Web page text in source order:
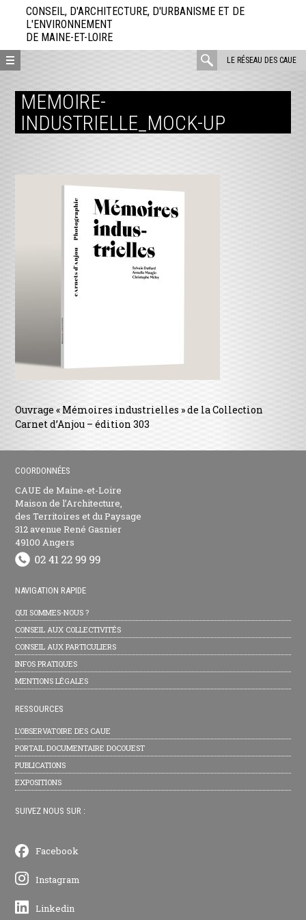
directement
contenu
CONSEIL, D'ARCHITECTURE, D'URBANISME ET DE
L'ENVIRONNEMENT
DE MAINE-ET-LOIRE
LE RÉSEAU DES CAUE
rechercher
MEMOIRE-
INDUSTRIELLE_MOCK-UP
Ouvrage « Mémoires industrielles » de la Collection
Carnet d’Anjou – édition 303
COORDONNÉES
CAUE de Maine-et-Loire
Maison de l’Architecture,
des Territoires et du Paysage
312 avenue René Gasnier
49100 Angers
NAVIGATION RAPIDE
QUI SOMMES-NOUS ?
CONSEIL AUX COLLECTIVITÉS
CONSEIL AUX PARTICULIERS
INFOS PRATIQUES
MENTIONS LÉGALES
RESSOURCES
L’OBSERVATOIRE DES CAUE
PORTAIL DOCUMENTAIRE DOCOUEST
PUBLICATIONS
EXPOSITIONS
SUIVEZ NOUS SUR :
Facebook
Instagram
Linkedin